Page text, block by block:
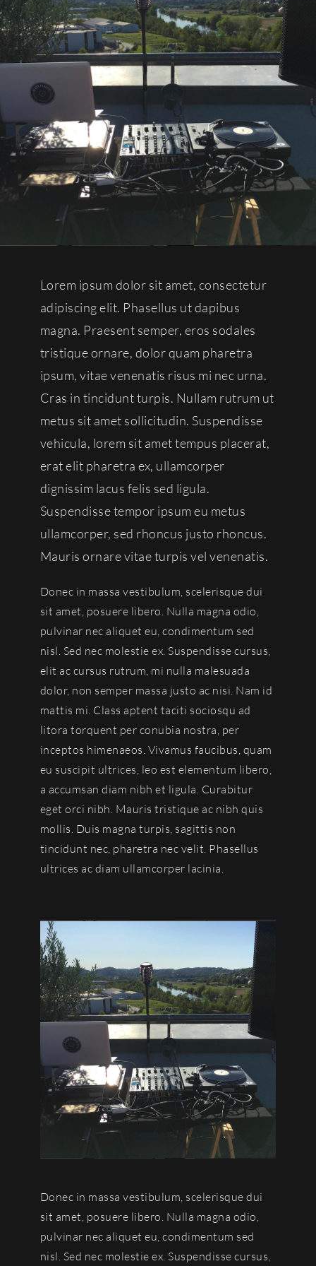
Kontakt
Café
Lorem ipsum dolor sit amet, consectetur
adipiscing elit. Phasellus ut dapibus
magna. Praesent semper, eros sodales
tristique ornare, dolor quam pharetra
ipsum, vitae venenatis risus mi nec urna.
Cras in tincidunt turpis. Nullam rutrum ut
metus sit amet sollicitudin. Suspendisse
vehicula, lorem sit amet tempus placerat,
erat elit pharetra ex, ullamcorper
dignissim lacus felis sed ligula.
Suspendisse tempor ipsum eu metus
ullamcorper, sed rhoncus justo rhoncus.
Mauris ornare vitae turpis vel venenatis.
Donec in massa vestibulum, scelerisque dui
sit amet, posuere libero. Nulla magna odio,
pulvinar nec aliquet eu, condimentum sed
nisl. Sed nec molestie ex. Suspendisse cursus,
elit ac cursus rutrum, mi nulla malesuada
dolor, non semper massa justo ac nisi. Nam id
mattis mi. Class aptent taciti sociosqu ad
litora torquent per conubia nostra, per
inceptos himenaeos. Vivamus faucibus, quam
eu suscipit ultrices, leo est elementum libero,
a accumsan diam nibh et ligula. Curabitur
eget orci nibh. Mauris tristique ac nibh quis
mollis. Duis magna turpis, sagittis non
tincidunt nec, pharetra nec velit. Phasellus
ultrices ac diam ullamcorper lacinia.
Donec in massa vestibulum, scelerisque dui
sit amet, posuere libero. Nulla magna odio,
pulvinar nec aliquet eu, condimentum sed
nisl. Sed nec molestie ex. Suspendisse cursus,